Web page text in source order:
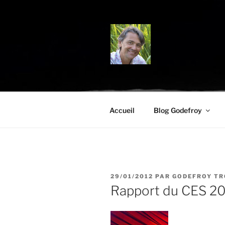
Accueil Blog Godefroy
PUBLIÉ
LE
29/01/2012 PAR GODEFROY
Rapport du CES